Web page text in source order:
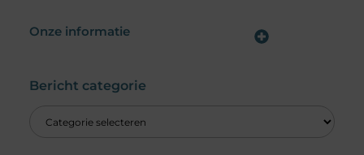
Onze informatie
Bericht categorie